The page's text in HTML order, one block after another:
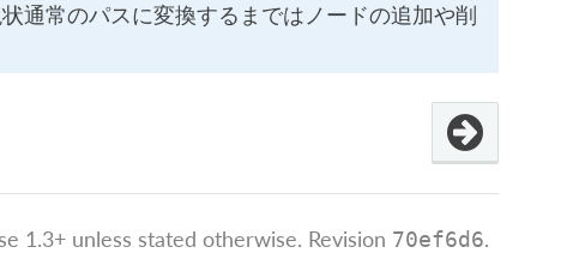
通常のパスに変換するまではノードの追加や削
1.3+ unless stated otherwise. Revision 70ef6d6.